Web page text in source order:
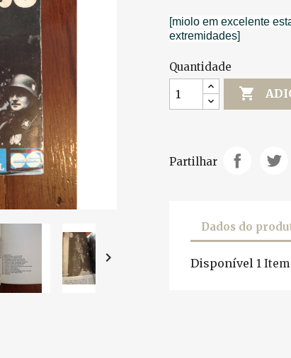

[miolo em excelente
extremidades]
Quantidade

Partilhar
Dados do
Disponível 1 Item